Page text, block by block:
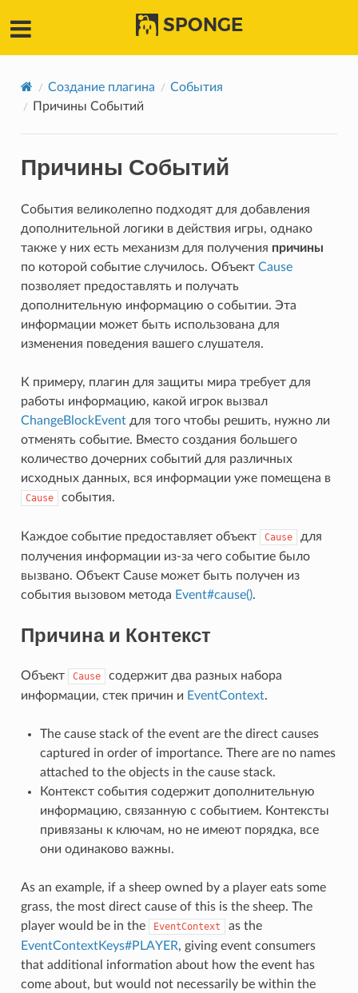
SPONGE
Создание плагина
События
Причины Событий
Причины Событий
События великолепно подходят для добавления
дополнительной логики в действия игры, однако
также у них есть механизм для получения причины
по которой событие случилось. Объект Cause
позволяет предоставлять и получать
дополнительную информацию о событии. Эта
информации может быть использована для
изменения поведения вашего слушателя.
К примеру, плагин для защиты мира требует для
работы информацию, какой игрок вызвал
ChangeBlockEventдля того чтобы решить, нужно ли
отменять событие. Вместо создания большего
количество дочерних событий для различных
исходных данных, вся информации уже помещена в
Cause события.
Каждое событие предоставляет объект Cause
для
получения информации из-за чего событие было
вызвано. Объект Cause может быть получен из
события вызовом метода Event#cause().
Причина и Контекст
Объект Cause
содержит два разных набора
информации, стек причин и EventContext.
The cause stack of the event are the direct causes
captured in order of importance. There are no names
attached to the objects in the cause stack.
Контекст события содержит дополнительную
информацию, связанную с событием. Контексты
привязаны к ключам, но не имеют порядка, все
они одинаково важны.
As an example, if a sheep owned by a player eats some
grass, the most direct cause of this is the sheep. The
player would be in the
EventContext
as the
EventContextKeys#PLAYER, giving event consumers
that additional information about how the event has
come about, but would not necessarily be within the